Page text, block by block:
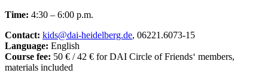
Time: 4:30 – 6:00 p.m.
Contact: kids@dai-heidelberg.de, 06221.6073-15
Language: English
Course fee: 50 € / 42 € for DAI Circle of Friends‘ members,
materials included